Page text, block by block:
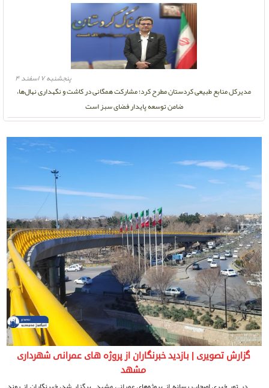
مدیرکل منابع طبیعی کردستان مطرح کرد؛ مشارکت همگانی در کاشت و نگهداری نهال‌ها،
ضامن توسعه پایدار فضای سبز است
پنجشنبه ۷ اسفند ۴
گزارش تصویری | بازدید خبرنگاران از پروژه های عمرانی شهرداری
مشهد